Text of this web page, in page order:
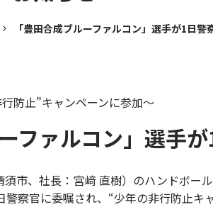
「豊田合成ブルーファルコン」選手が1日警
防止”キャンペーンに参加～
ファルコン」選手
市、社長：宮﨑 直樹）のハンドボー
察官に委嘱され、“少年の非行防止キ